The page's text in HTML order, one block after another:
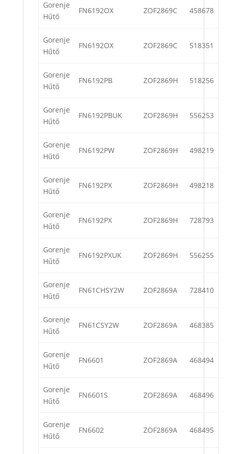
Gorenje
Hűtő
FN6192OX ZOF2869C 458678
Gorenje
Hűtő
FN6192OX ZOF2869C 518351
Gorenje
Hűtő
FN6192PB ZOF2869H 518256
Gorenje
Hűtő
FN6192PBUK ZOF2869H 556253
Gorenje
Hűtő
FN6192PW ZOF2869H 498219
Gorenje
Hűtő
FN6192PX ZOF2869H 498218
Gorenje
Hűtő
FN6192PX ZOF2869H 728793
Gorenje
Hűtő
FN6192PXUK ZOF2869H 556255
Gorenje
Hűtő
FN61CHSY2W ZOF2869A 728410
Gorenje
Hűtő
FN61CSY2W ZOF2869A 468385
Gorenje
Hűtő
FN6601 ZOF2869A 468494
Gorenje
Hűtő
FN6601S ZOF2869A 468496
Gorenje
Hűtő
FN6602 ZOF2869A 468495